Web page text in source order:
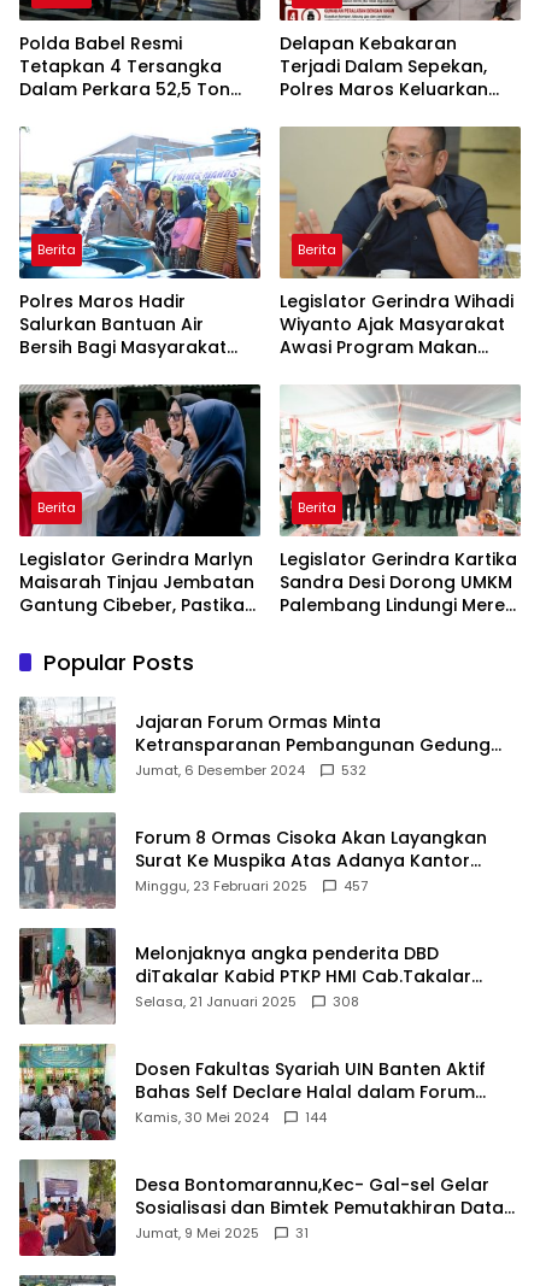
Polda Babel Resmi
Tetapkan 4 Tersangka
Dalam Perkara 52,5 Ton
Belitung
Delapan Kebakaran
Terjadi Dalam Sepekan,
Polres Maros Keluarkan
Masyarakat
Berita
Polres Maros Hadir
Salurkan Bantuan Air
Bersih Bagi Masyarakat
Di Maros
Berita
Legislator Gerindra Wihadi
Wiyanto Ajak Masyarakat
Awasi Program Makan
Sasaran
Berita
Legislator Gerindra Marlyn
Maisarah Tinjau Jembatan
Gantung Cibeber, Pastikan
Berita
Legislator Gerindra Kartika
Sandra Desi Dorong UMKM
Palembang Lindungi Merek
Popular Posts
Jajaran Forum Ormas Minta
Ketransparanan Pembangunan Gedung
Damkar Di Kecamatan Cisoka
Jumat, 6 Desember 2024 532
Forum 8 Ormas Cisoka Akan Layangkan
Surat Ke Muspika Atas Adanya Kantor
Matel di Cisoka
Minggu, 23 Februari 2025 457
Melonjaknya angka penderita DBD
diTakalar Kabid PTKP HMI Cab.Takalar
angkat bicara
Selasa, 21 Januari 2025 308
Dosen Fakultas Syariah UIN Banten Aktif
Bahas Self Declare Halal dalam Forum
Ijtima Ulama MUI
Kamis, 30 Mei 2024 144
Desa Bontomarannu,Kec- Gal-sel Gelar
Sosialisasi dan Bimtek Pemutakhiran Data
ID
Jumat, 9 Mei 2025 31